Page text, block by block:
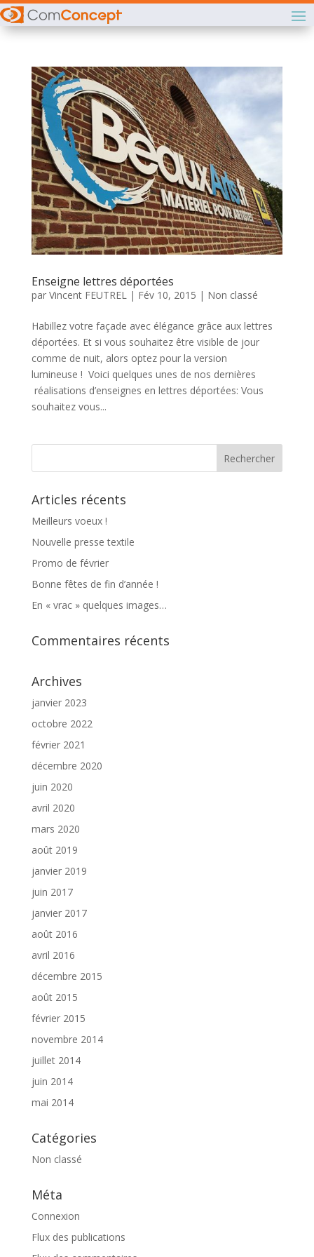
Enseigne lettres déportées
par Vincent FEUTREL| Fév 10, 2015 | Non classé
Habillez votre façade avec élégance grâce aux lettres
déportées. Et si vous souhaitez être visible de jour
comme de nuit, alors optez pour la version
lumineuse ! Voici quelques unes de nos dernières
réalisations d’enseignes en lettres déportées: Vous
souhaitez vous...
Articles récents
Meilleurs voeux !
Nouvelle presse textile
Promo de février
Bonne fêtes de fin d’année !
En « vrac » quelques images…
Commentaires récents
Archives
janvier 2023
octobre 2022
février 2021
décembre 2020
juin 2020
avril 2020
mars 2020
août 2019
janvier 2019
juin 2017
janvier 2017
août 2016
avril 2016
décembre 2015
août 2015
février 2015
novembre 2014
juillet 2014
juin 2014
mai 2014
Catégories
Non classé
Méta
Connexion
Flux des publications